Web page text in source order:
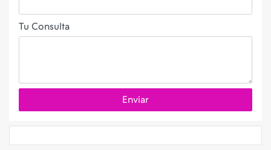
Tu Consulta
Enviar